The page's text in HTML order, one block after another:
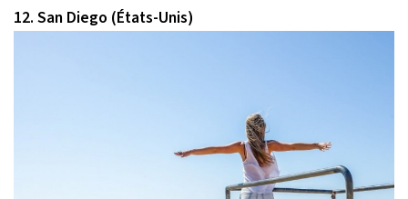
12. San Diego (États-Unis)